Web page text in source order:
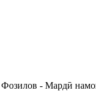
- Мардӣ